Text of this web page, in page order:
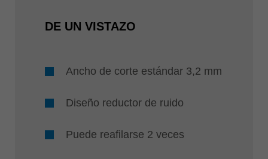
DE UN VISTAZO
Ancho de corte estándar 3,2 mm
Diseño reductor de ruido
Puede reafilarse 2 veces